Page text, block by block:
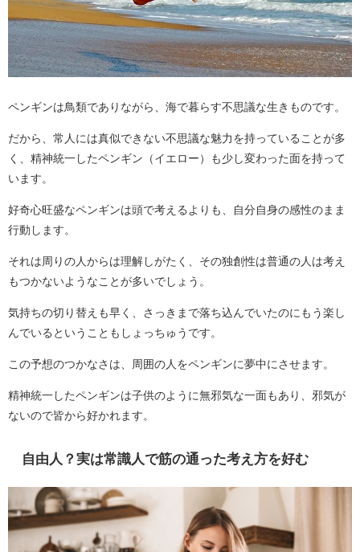
ペンギンは鳥類でありながら、海で暮らす不思議な生きものです。
だから、常人には真似できない不思議な魅力を持っていることが多
く、精神統一したペンギン（イエロー）も少し変わった面を持って
います。
好奇心旺盛なペンギンは頭で考えるよりも、自分自身の感性のまま
行動します。
それは周りの人からは理解しがたく、その独創性は普通の人は考え
もつかないようなことが多いでしょう。
気持ちの切り替えも早く、さっきまで落ち込んでいたのにもう楽し
んでいるということもしょっちゅうです。
この予想のつかなさは、周囲の人をペンギンに夢中にさせます。
精神統一したペンギンは子供のように無邪気な一面もあり、邪気が
ないので皆から好かれます。
自由人？実は常識人で筋の通った考え方を好む